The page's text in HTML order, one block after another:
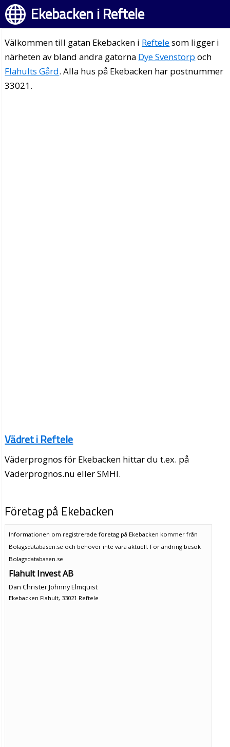
Ekebacken i Reftele
Välkommen till gatan Ekebacken i Reftelesom ligger i
närheten av bland andra gatorna Dye Svenstorp och
Flahults Gård. Alla hus på Ekebacken har postnummer
33021.
Vädret i Reftele
Väderprognos för Ekebacken hittar du t.ex. på
Väderprognos.nu eller SMHI.
Företag på Ekebacken
Informationen om registrerade företag på Ekebacken kommer från
Bolagsdatabasen.se och behöver inte vara aktuell. För ändring besök
Bolagsdatabasen.se
Flahult Invest AB
Dan Christer Johnny Elmquist
Ekebacken Flahult, 33021 Reftele